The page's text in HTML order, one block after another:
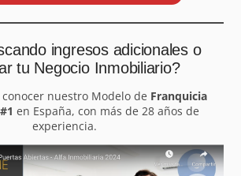
ingresos adicionales o
tu Negocio Inmobiliario?
nuestro Modelo de Franquicia
en España, con más de 28 años de
experiencia.